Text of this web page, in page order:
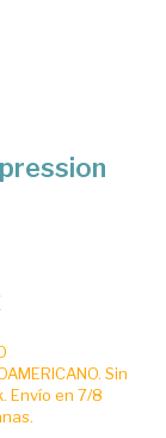
Sin
Envío en 7/8